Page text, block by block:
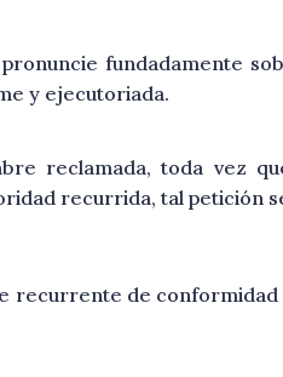
fundadamente
y ejecutoriada.
reclamada, toda vez
recurrida, tal petición
recurrente de